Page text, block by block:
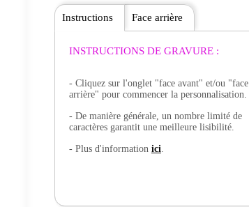
Instructions
INSTRUCTIONS DE GRAVURE :
- Cliquez sur l'onglet "face avant" et/ou "face
arrière" pour commencer la personnalisation.
- De manière générale, un nombre limité de
caractères garantit une meilleure lisibilité.
- Plus d'information ici.
Face arrière